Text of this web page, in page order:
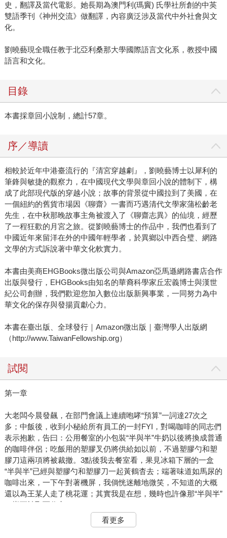
史，翻譯及當代電影。她長期為澳門利(瑪竇) 氏學社所創的中英
雙語季刊《神州交流》做翻譯，內容廣泛涉及當代中外社會與文
化。
劉曉藝現全職任教于北亞利桑那大學國際語言文化系，教授中國
語言和文化。
目錄
本書採章回小說制，總計57章。
序／導讀
相較於近年中港臺流行的『清宮穿越劇』，劉曉藝博士以犀利的
筆鋒與敏捷的觀察力，在中國現代文學與章回小說的體制下，構
成了此部現代版的穿越小說；故事的背景從中國拉到了美國，在
一個紐約的舊貨市場因《聊齋》一書而巧遇清代文學家蒲松齡老
先生，在中秋那晚故事主角被渡入了《聊齋志異》的仙境，經歷
了一程狂歡的月宮之旅。從劉曉藝博士的作品中，我們也看到了
中國近年來留洋在外的中國年輕學者，於異鄉以中西合璧、網路
文學的方式訴說著中華文化軟實力。
本書由美商EHGBooks微出版公司與Amazon亞馬遜網路書店合作
出版與發行，EHGBooks由知名的華裔科學家丘宏義博士與漢世
紀公司創辦，我們歡迎您加入數位出版新興事業，一同努力為中
華文化的保存與發揚貢獻心力。
本書在臺出版、全球發行｜Amazon微出版｜臺灣學人出版網
（http://www.TaiwanFellowship.org）
試閱
第一章
大老闆今晨發飆，在部門會議上連續咆哮“預算”一詞達27次之
多；中飯後，收到小秘給所有員工的一封FYI，對喝咖啡的同志們
表示抱歉，告曰：公用餐室的小包裝“半與半”牛奶以後將換成普通
的咖啡伴侶；吃飯用的塑膠叉仍將供給如以前，不過塑膠勺和塑
膠刀這兩項將被裁撤。3點後我去餐室看，果見冰箱下層的一盒
“半與半”已經與塑膠勺和塑膠刀一起黃鶴杳去；端著味道如馬尿的
咖啡出來，一下午對著機屏，我倘恍迷離地微笑，不知道的大概
還以為王某人走了桃花運；其實我是在想，幾時也許像那“半與半”
一樣可被取而代之了。
我是山東嶗山人。嶗山知道吧？近年來盛產一種礦泉水，早些年
看更多